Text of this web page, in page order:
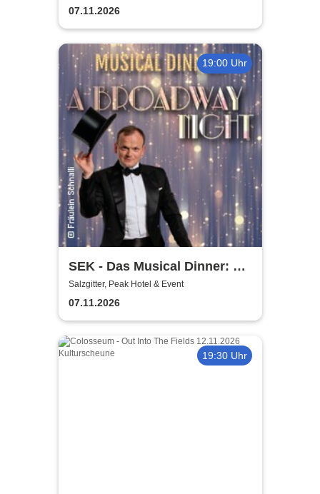
07.11.2026
19:00 Uhr
SEK - Das Musical Dinner: A
Broadway Night
Salzgitter, Peak Hotel & Event
07.11.2026
19:30 Uhr